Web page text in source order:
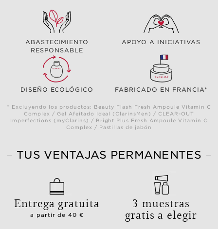
ABASTECIMIENTO
RESPONSABLE
APOYO A INICIATIVAS
DISEÑO ECOLÓGICO FABRICADO EN FRANCIA*
* Excluyendo los productos: Beauty Flash Fresh Ampoule Vitamin C
Complex / Gel Afeitado Ideal (ClarinsMen) / CLEAR-OUT
Imperfections (myClarins) / Bright Plus Fresh Ampoule Vitamin C
Complex / Pastillas de jabón
TUS VENTAJAS PERMANENTES
Entrega gratuita
a partir de 40 €
3 muestras
gratis a elegir